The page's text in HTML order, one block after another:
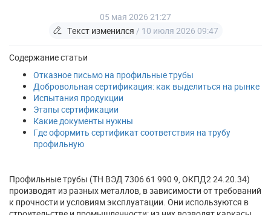
05 мая 2026 21:27
Текст изменился / 10 июля 2026 09:47
Содержание статьи
Отказное письмо на профильные трубы
Добровольная сертификация: как выделиться на рынке
Испытания продукции
Этапы сертификации
Какие документы нужны
Где оформить сертификат соответствия на трубу
профильную
Профильные трубы (ТН ВЭД 7306 61 990 9, ОКПД2 24.20.34)
производят из разных металлов, в зависимости от требований
к прочности и условиям эксплуатации. Они используются в